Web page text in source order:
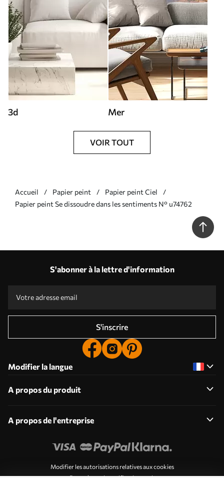
3d Mer
VOIR TOUT
Accueil Papier peint
Papier peint Ciel
Papier peint Se dissoudre dans les sentiments N° u74762
S'abonner à la lettre d'information
S'inscrire
Modifier la langue
A propos du produit
A propos de l'entreprise
Modifier les autorisations relatives aux cookies